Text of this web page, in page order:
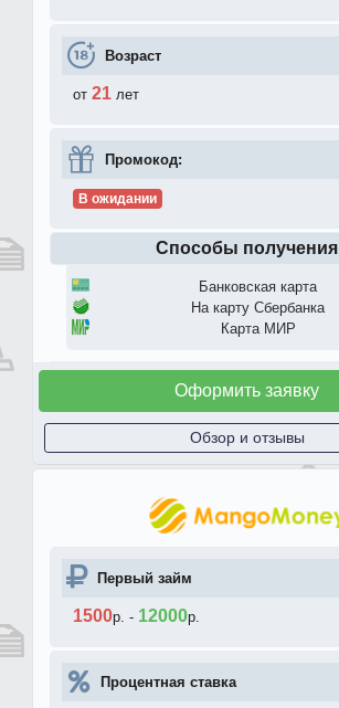
Возраст
от 21 лет
Промокод:
В ожидании
Способы получения
Банковская карта
На карту Сбербанка
Карта МИР
Оформить заявку
Обзор и отзывы
Первый займ
1500р. - 12000р.
Процентная ставка